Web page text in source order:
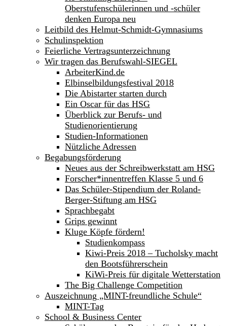
Oberstufenschülerinnen und -schüler
denken Europa neu
Leitbild des Helmut-Schmidt-Gymnasiums
Schulinspektion
Feierliche Vertragsunterzeichnung
Wir tragen das Berufswahl-SIEGEL
ArbeiterKind.de
Elbinselbildungsfestival 2018
Die Abistarter starten durch
Ein Oscar für das HSG
Überblick zur Berufs- und
Studienorientierung
Studien-Informationen
Nützliche Adressen
Begabungsförderung
Neues aus der Schreibwerkstatt am HSG
Forscher*innentreffen Klasse 5 und 6
Das Schüler-Stipendium der Roland-
Berger-Stiftung am HSG
Sprachbegabt
Grips gewinnt
Kluge Köpfe fördern!
Studienkompass
Kiwi-Preis 2018 – Tucholsky macht
den Bootsführerschein
KiWi-Preis für digitale Wetterstation
The Big Challenge Competition
Auszeichnung „MINT-freundliche Schule“
MINT-Tag
School & Business Center